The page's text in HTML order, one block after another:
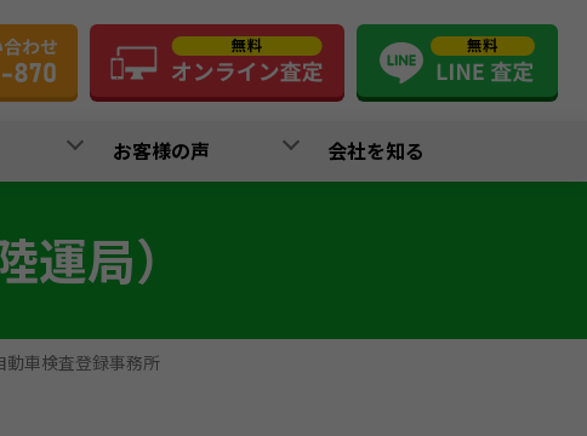
お客様の声 会社を知る
局）
動車検査登録事務所